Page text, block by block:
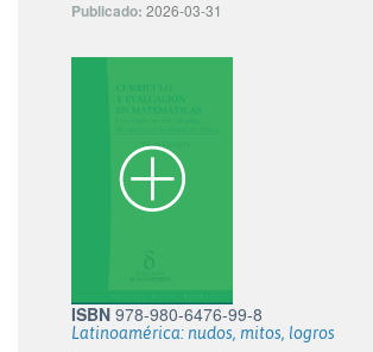
Publicado: 2026-03-31
ISBN 978-980-6476-99-8
Latinoamérica: nudos, mitos, logros